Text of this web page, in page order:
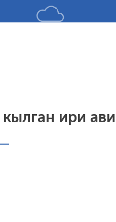
ири